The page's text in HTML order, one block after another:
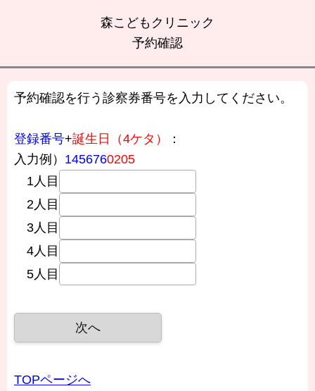
森こどもクリニック
予約確認
予約確認を行う診察券番号を入力してください。
登録番号+誕生日（4ケタ）
：
入力例） 1456760205
1人目
2人目
3人目
4人目
5人目
TOPページへ